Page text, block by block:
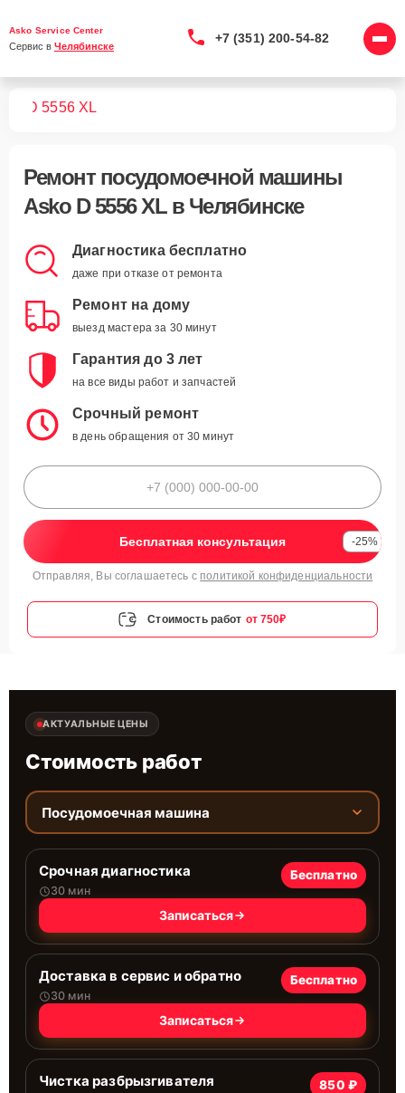
Asko Service Center
Сервис в Челябинске
+7 (351) 200-54-82
D 5556 XL
Ремонт посудомоечной машины
Asko D 5556 XLв Челябинске
Диагностика бесплатно
даже при отказе от ремонта
Ремонт на дому
выезд мастера за 30 минут
Гарантия до 3 лет
на все виды работ и запчастей
Срочный ремонт
в день обращения от 30 минут
Бесплатная консультация -25%
Отправляя, Вы соглашаетесь с политикой конфиденциальности
Стоимость работ от 750₽
АКТУАЛЬНЫЕ ЦЕНЫ
Стоимость работ
Посудомоечная машина
Срочная диагностика
30 мин
Бесплатно
Записаться
Доставка в сервис и обратно
30 мин
Бесплатно
Записаться
Чистка разбрызгивателя 850 ₽